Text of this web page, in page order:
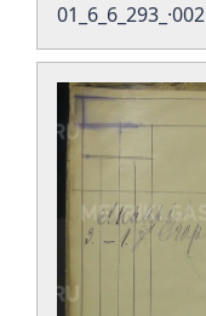
01_6_6_293_·002